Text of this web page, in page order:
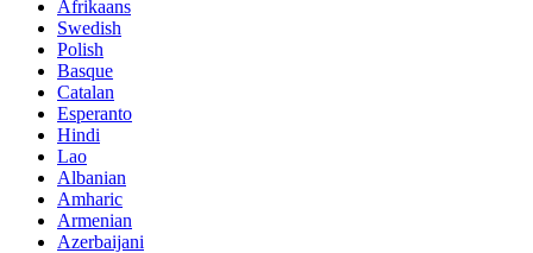
Afrikaans
Swedish
Polish
Basque
Catalan
Esperanto
Hindi
Lao
Albanian
Amharic
Armenian
Azerbaijani